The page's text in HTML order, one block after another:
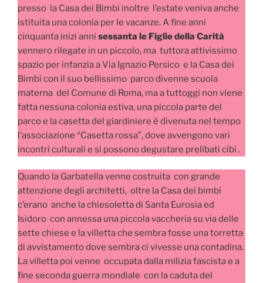
presso la Casa dei Bimbi inoltre l’estate veniva anche
istituita una colonia per le vacanze. A fine anni
cinquanta inizi anni sessanta le Figlie della Carità
vennero rilegate in un piccolo, ma tuttora attivissimo
spazio per infanzia a Via Ignazio Persico e la Casa dei
Bimbi con il suo bellissimo parco divenne scuola
materna del Comune di Roma, ma a tuttoggi non viene
fatta nessuna colonia estiva, una piccola parte del
parco e la casetta del giardiniere è divenuta nel tempo
l’associazione “Casetta rossa”, dove avvengono vari
incontri culturali e si possono degustare prelibati cibi .
Quando la Garbatella venne costruita con grande
attenzione degli architetti, oltre la Casa dei bimbi
c’erano anche la chiesoletta di Santa Eurosia ed
Isidoro con annessa una piccola vaccheria su via delle
sette chiese e la villetta che sembra fosse una torretta
di avvistamento dove sembra ci vivesse una contadina.
La villetta poi venne occupata dalla milizia fascista e a
fine seconda guerra mondiale con la caduta del